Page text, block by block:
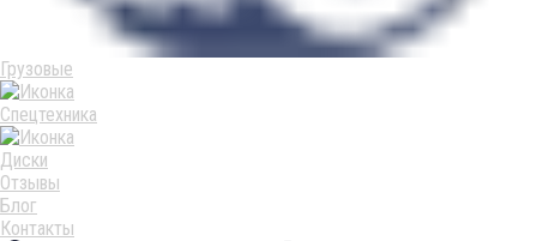
Грузовые
Спецтехника
Диски
Отзывы
Блог
Контакты